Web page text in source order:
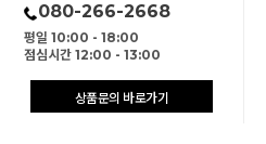
080-266-2668
평일 10:00 - 18:00
점심시간 12:00 - 13:00
상품문의 바로가기